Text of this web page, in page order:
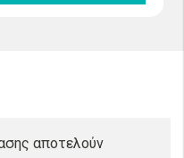
αποτελούν